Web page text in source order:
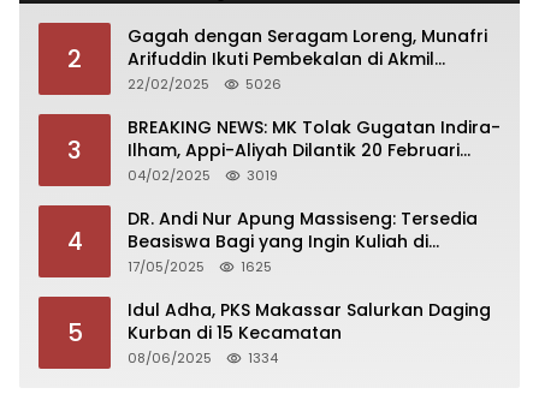
2
Gagah dengan Seragam Loreng, Munafri
Arifuddin Ikuti Pembekalan di Akmil
Magelang
22/02/2025 5026
3
BREAKING NEWS: MK Tolak Gugatan Indira-
Ilham, Appi-Aliyah Dilantik 20 Februari
2025
04/02/2025 3019
4
DR. Andi Nur Apung Massiseng: Tersedia
Beasiswa Bagi yang Ingin Kuliah di
Fakultas Perikanan UCM
17/05/2025 1625
5
Idul Adha, PKS Makassar Salurkan Daging
Kurban di 15 Kecamatan
08/06/2025 1334